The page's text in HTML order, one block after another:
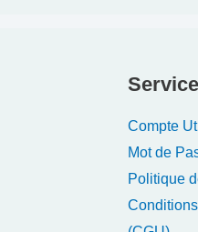
Compte
Mot de
Politique